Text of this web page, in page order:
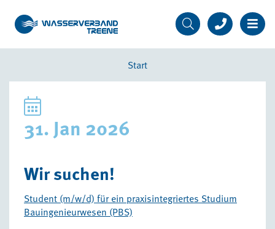
Start
31. Jan 2026
Wir suchen!
Student (m/w/d) für ein praxisintegriertes Studium
Bauingenieurwesen (PBS)